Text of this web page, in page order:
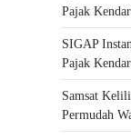
Pajak
SIGAP
Pajak
Samsat
Permudah